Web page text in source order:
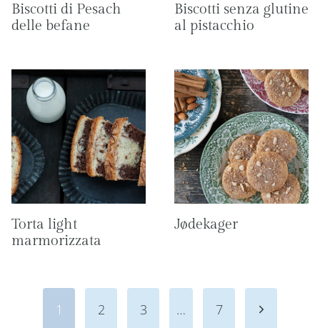
Biscotti di Pesach
delle befane
Biscotti senza glutine
al pistacchio
Torta light
marmorizzata
Jødekager
pagina1 2 3 … 7 Pagina